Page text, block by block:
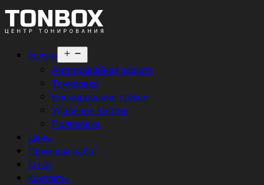
Услуги
меню
Антигравийная защита
Тонировка
Бронирование стёкол
Удаление вмятин
Полировка
Цены
Примеры работ
О нас
Контакты